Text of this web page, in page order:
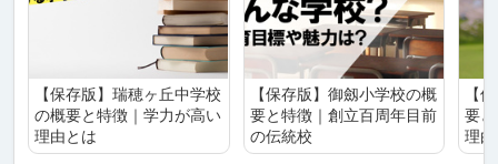
【保存版】瑞穂ヶ丘中学校
の概要と特徴｜学力が高い
理由とは
【保存版】御劔小学校の概
要と特徴｜創立百周年目前
の伝統校
【
要
理